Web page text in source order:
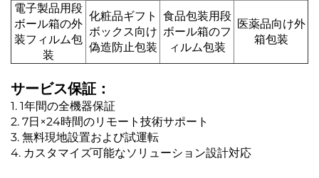
電子製品用段
ボール箱の外
装フィルム包
装
化粧品ギフト
ボックス向け
偽造防止包装
食品包装用段
ボール箱のフ
ィルム包装
医薬品向け外
箱包装
サービス保証：
1. 1年間の全機器保証
2. 7日×24時間のリモート技術サポート
3. 無料現地設置および試運転
4. カスタマイズ可能なソリューション設計対応